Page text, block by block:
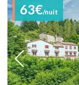
63€/nuit